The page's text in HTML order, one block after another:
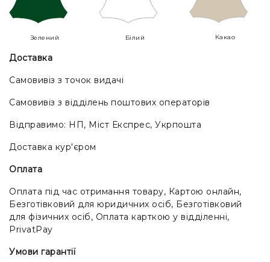
Зелений Білий Какао
Доставка
Самовивіз з точок видачі
Самовивіз з відділень поштових операторів
Відправимо: НП, Міст Експрес, Укрпошта
Доставка кур'єром
Оплата
Оплата під час отримання товару, Картою онлайн,
Безготівковий для юридичних осіб, Безготівковий
для фізичних осіб, Оплата карткою у відділенні,
PrivatPay
Умови гарантії